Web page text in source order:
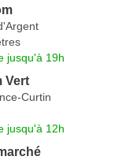
jusqu'à 19h
Vert
Curtin
jusqu'à 12h